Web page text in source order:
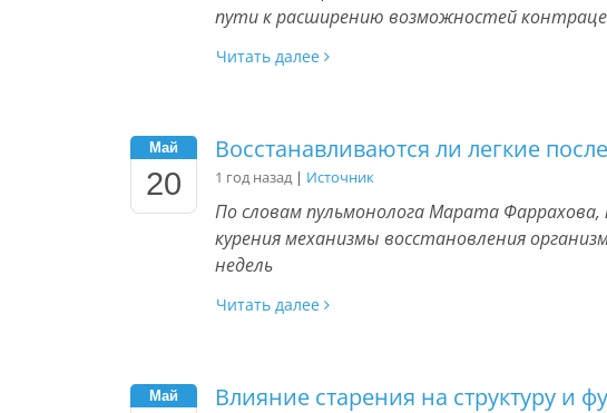
пути к расширению возможностей
Читать далее
Май
20
Восстанавливаются ли легкие
1 год назад | Источник
По словам пульмонолога Марата
курения механизмы восстановления
недель
Читать далее
Май Влияние старения на структуру и